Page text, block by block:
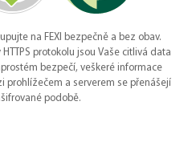
na FEXI bezpečně a bez obav.
HTTPS protokolu jsou Vaše citlivá data
bezpečí, veškeré informace
prohlížečem a serverem se přenášejí
podobě.